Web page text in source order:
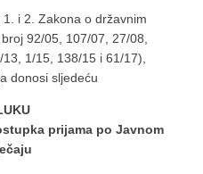
i 2. Zakona o državnim
92/05, 107/07, 27/08,
1/15, 138/15 i 61/17),
donosi sljedeću
prijama po Javnom